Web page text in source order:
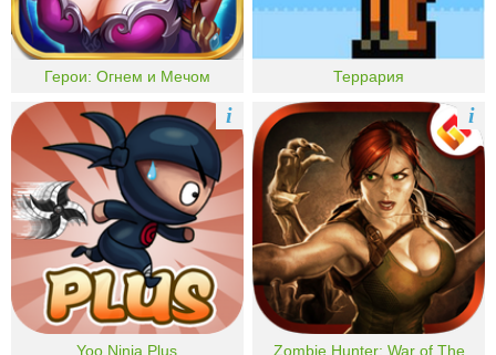
Герои: Огнем и Мечом Террария
Yoo Ninja Plus
i
Zombie Hunter: War of The
i